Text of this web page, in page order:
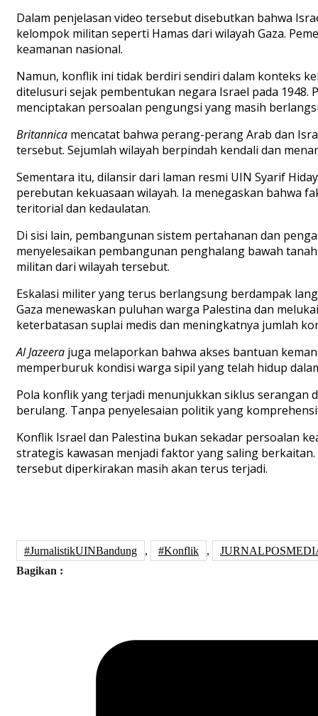
Dalam penjelasan video tersebut disebutkan bahwa
kelompok militan seperti Hamas dari wilayah Gaza.
keamanan nasional.
Namun, konflik ini tidak berdiri sendiri dalam konteks
ditelusuri sejak pembentukan negara Israel pada
menciptakan persoalan pengungsi yang masih
Britannica mencatat bahwa perang-perang Arab dan
tersebut. Sejumlah wilayah berpindah kendali dan
Sementara itu, dilansir dari laman resmi UIN Syarif
perebutan kekuasaan wilayah. Ia menegaskan bahwa
teritorial dan kedaulatan.
Di sisi lain, pembangunan sistem pertahanan dan
menyelesaikan pembangunan penghalang bawah
militan dari wilayah tersebut.
Eskalasi militer yang terus berlangsung berdampak
Gaza menewaskan puluhan warga Palestina dan
keterbatasan suplai medis dan meningkatnya jumlah
Al Jazeera juga melaporkan bahwa akses bantuan
memperburuk kondisi warga sipil yang telah hidup
Pola konflik yang terjadi menunjukkan siklus serangan
berulang. Tanpa penyelesaian politik yang
Konflik Israel dan Palestina bukan sekadar persoalan
strategis kawasan menjadi faktor yang saling
tersebut diperkirakan masih akan terus terjadi.
#JurnalistikUINBandung , #Konflik ,
Bagikan :